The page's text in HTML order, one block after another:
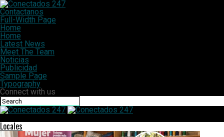
Contactanos
Full-Width Page
Home
Home
Latest News
Meet The Team
Noticias
Publicidad
Sample Page
Typography
Connect with us
Locales